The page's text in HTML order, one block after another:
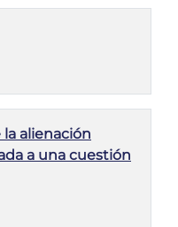
alienación
a una cuestión